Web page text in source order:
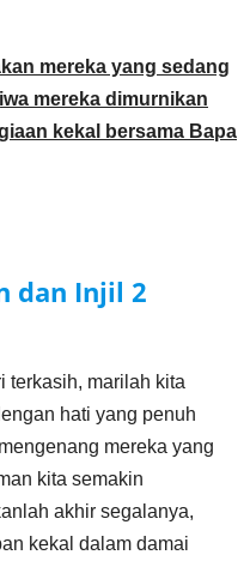
mereka yang sedang
mereka dimurnikan
kekal bersama Bapa
dan Injil 2
terkasih, marilah kita
hati yang penuh
mereka yang
kita semakin
akhir segalanya,
kekal dalam damai